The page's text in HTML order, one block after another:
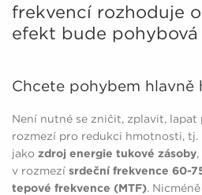
frekvencí rozhoduje
efekt bude
Chcete pohybem hlavně
Není nutné se zničit, zplavit,
rozmezí pro redukci hmotnosti,
jako zdroj energie tukové zásoby
v rozmezí srdeční frekvence 60-
tepové frekvence (MTF).